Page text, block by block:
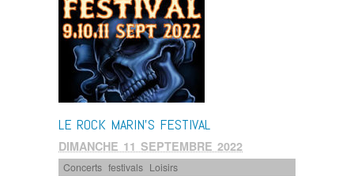
LE ROCK MARIN’S FESTIVAL
DIMANCHE 11 SEPTEMBRE 2022
Concerts ,festivals Loisirs